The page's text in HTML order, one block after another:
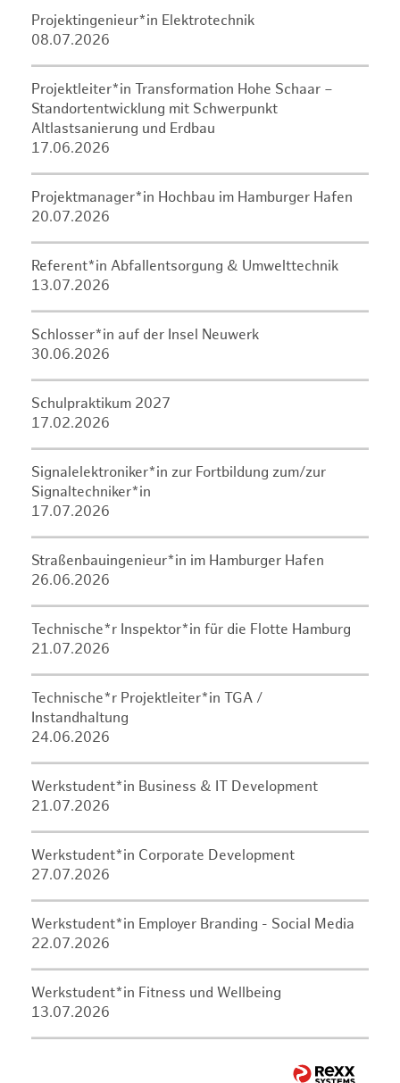
Projektingenieur*in Elektrotechnik
08.07.2026
Projektleiter*in Transformation Hohe Schaar –
Standortentwicklung mit Schwerpunkt
Altlastsanierung und Erdbau
17.06.2026
Projektmanager*in Hochbau im Hamburger Hafen
20.07.2026
Referent*in Abfallentsorgung & Umwelttechnik
13.07.2026
Schlosser*in auf der Insel Neuwerk
30.06.2026
Schulpraktikum 2027
17.02.2026
Signalelektroniker*in zur Fortbildung zum/zur
Signaltechniker*in
17.07.2026
Straßenbauingenieur*in im Hamburger Hafen
26.06.2026
Technische*r Inspektor*in für die Flotte Hamburg
21.07.2026
Technische*r Projektleiter*in TGA /
Instandhaltung
24.06.2026
Werkstudent*in Business & IT Development
21.07.2026
Werkstudent*in Corporate Development
27.07.2026
Werkstudent*in Employer Branding - Social Media
22.07.2026
Werkstudent*in Fitness und Wellbeing
13.07.2026